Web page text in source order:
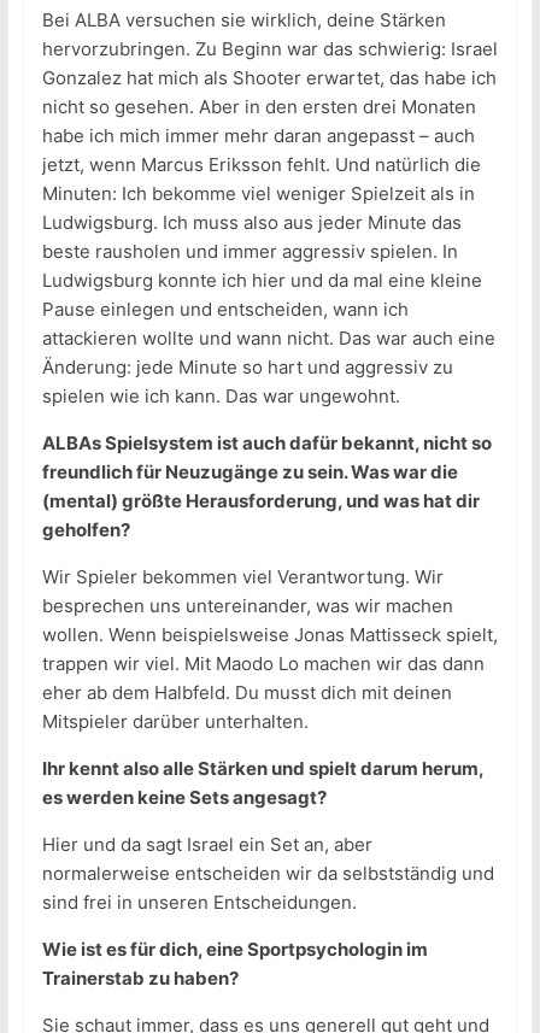
Bei ALBA versuchen sie wirklich, deine Stärken
hervorzubringen. Zu Beginn war das schwierig: Israel
Gonzalez hat mich als Shooter erwartet, das habe ich
nicht so gesehen. Aber in den ersten drei Monaten
habe ich mich immer mehr daran angepasst – auch
jetzt, wenn Marcus Eriksson fehlt. Und natürlich die
Minuten: Ich bekomme viel weniger Spielzeit als in
Ludwigsburg. Ich muss also aus jeder Minute das
beste rausholen und immer aggressiv spielen. In
Ludwigsburg konnte ich hier und da mal eine kleine
Pause einlegen und entscheiden, wann ich
attackieren wollte und wann nicht. Das war auch eine
Änderung: jede Minute so hart und aggressiv zu
spielen wie ich kann. Das war ungewohnt.
ALBAs Spielsystem ist auch dafür bekannt, nicht so
freundlich für Neuzugänge zu sein. Was war die
(mental) größte Herausforderung, und was hat dir
geholfen?
Wir Spieler bekommen viel Verantwortung. Wir
besprechen uns untereinander, was wir machen
wollen. Wenn beispielsweise Jonas Mattisseck spielt,
trappen wir viel. Mit Maodo Lo machen wir das dann
eher ab dem Halbfeld. Du musst dich mit deinen
Mitspieler darüber unterhalten.
Ihr kennt also alle Stärken und spielt darum herum,
es werden keine Sets angesagt?
Hier und da sagt Israel ein Set an, aber
normalerweise entscheiden wir da selbstständig und
sind frei in unseren Entscheidungen.
Wie ist es für dich, eine Sportpsychologin im
Trainerstab zu haben?
Sie schaut immer, dass es uns generell gut geht und